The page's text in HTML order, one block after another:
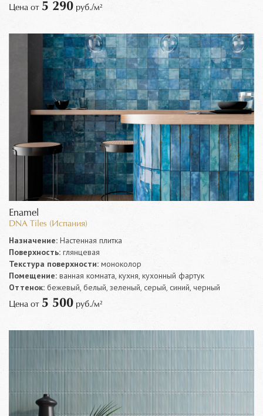
Цена от 5 290 руб./м²
Enamel
DNA Tiles (Испания)
Назначение: Настенная плитка
Поверхность: глянцевая
Текстура поверхности: моноколор
Помещение: ванная комната, кухня, кухонный фартук
Оттенок: бежевый, белый, зеленый, серый, синий, черный
Цена от 5 500 руб./м²